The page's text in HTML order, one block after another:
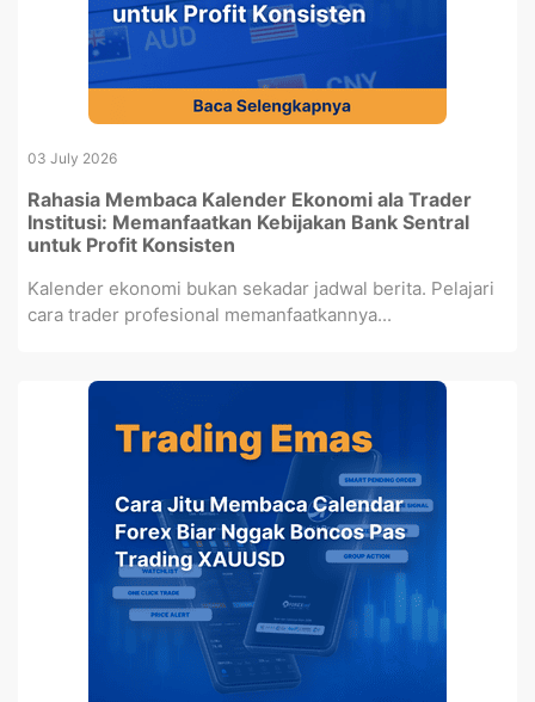
03 July 2026
Rahasia Membaca Kalender Ekonomi ala Trader
Institusi: Memanfaatkan Kebijakan Bank Sentral
untuk Profit Konsisten
Kalender ekonomi bukan sekadar jadwal berita. Pelajari
cara trader profesional memanfaatkannya...